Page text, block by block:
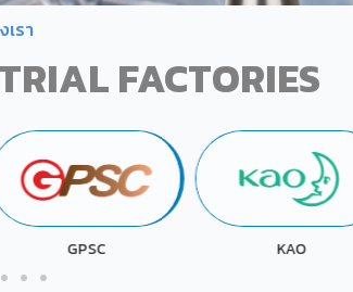
รา
FACTORIES
KAO KOKUYO